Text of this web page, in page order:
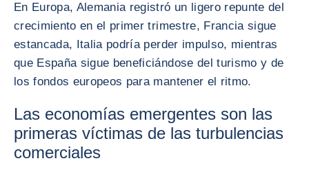
En Europa, Alemania registró un ligero repunte del
crecimiento en el primer trimestre, Francia sigue
estancada, Italia podría perder impulso, mientras
que España sigue beneficiándose del turismo y de
los fondos europeos para mantener el ritmo.
Las economías emergentes son las
primeras víctimas de las turbulencias
comerciales